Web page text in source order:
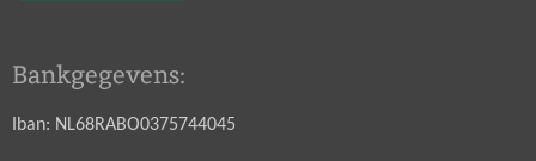
Bankgegevens:
Iban: NL68RABO0375744045